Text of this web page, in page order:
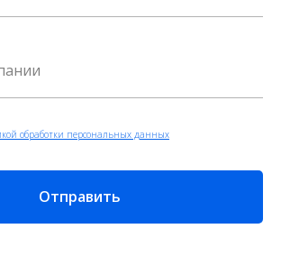
обработки персональных данных
Отправить